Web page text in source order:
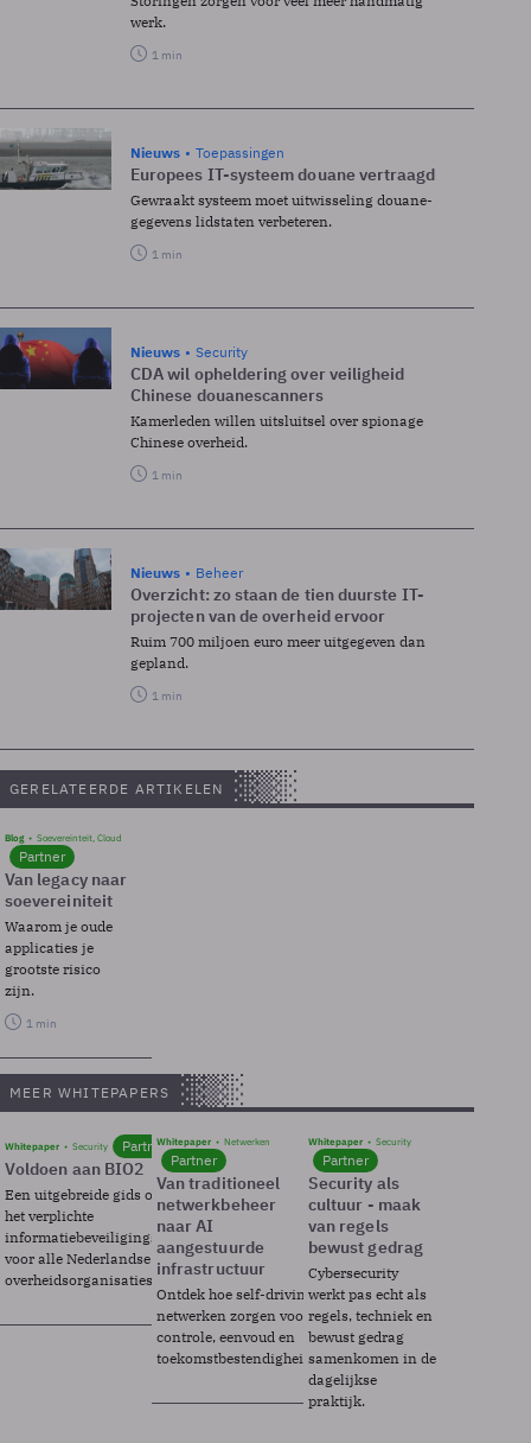
werk.
1 min
Nieuws Toepassingen
Europees IT-systeem douane vertraagd
Gewraakt systeem moet uitwisseling douane-
gegevens lidstaten verbeteren.
1 min
Nieuws Security
CDA wil opheldering over veiligheid
Chinese douanescanners
Kamerleden willen uitsluitsel over spionage
Chinese overheid.
1 min
Nieuws Beheer
Overzicht: zo staan de tien duurste IT-
projecten van de overheid ervoor
Ruim 700 miljoen euro meer uitgegeven dan
gepland.
1 min
GERELATEERDE ARTIKELEN
Blog Soevereinteit, Cloud
Partner
Van legacy naar
soevereiniteit
Waarom je oude
applicaties je
grootste risico
zijn.
1 min
MEER WHITEPAPERS
Whitepaper Security Partner
Voldoen aan BIO2
Een uitgebreide gids over BIO2,
het verplichte
informatiebeveiligingsframework
voor alle Nederlandse
overheidsorganisaties.
Whitepaper Netwerken
Partner
Van traditioneel
netwerkbeheer
naar AI
aangestuurde
infrastructuur
Ontdek hoe self-driving
netwerken zorgen voor
controle, eenvoud en
toekomstbestendigheid.
Whitepaper Security
Partner
Security als
cultuur - maak
van regels
bewust gedrag
Cybersecurity
werkt pas echt als
regels, techniek en
bewust gedrag
samenkomen in de
dagelijkse
praktijk.